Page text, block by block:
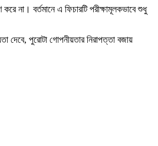
না। বর্তমানে এ ফিচারটি পরীক্ষামূলকভাবে শুধু
দেবে, পুরোটা গোপনীয়তার নিরাপত্তা বজায়